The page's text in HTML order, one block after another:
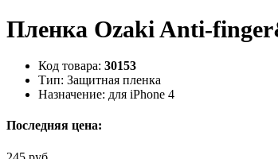
Пленка Ozaki Anti-
Код товара: 30153
Тип: Защитная пленка
Назначение: для iPhone 4
Последняя цена: